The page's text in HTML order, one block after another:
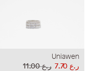
Uniawen
ر.ع 11.00
ر.ع 7.70